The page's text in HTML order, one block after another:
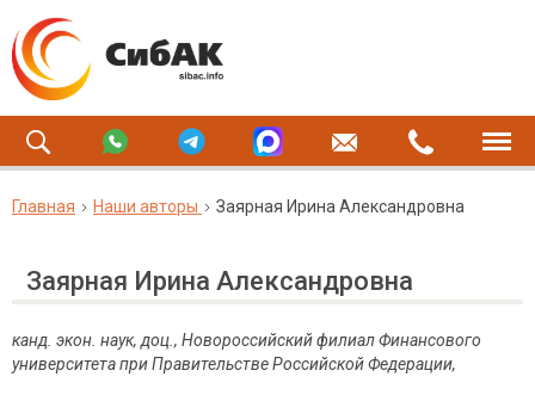
Главная Наши авторы Заярная Ирина Александровна
Заярная Ирина Александровна
канд. экон. наук, доц., Новороссийский филиал Финансового
университета при Правительстве Российской Федерации,